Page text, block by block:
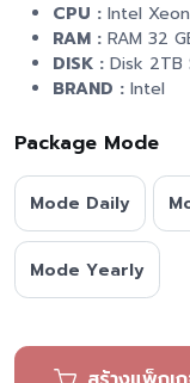
CPU : Intel
RAM : RAM 32
DISK : Disk 2TB
BRAND : Intel
Package Mode
Mode Daily
Mode Yearly